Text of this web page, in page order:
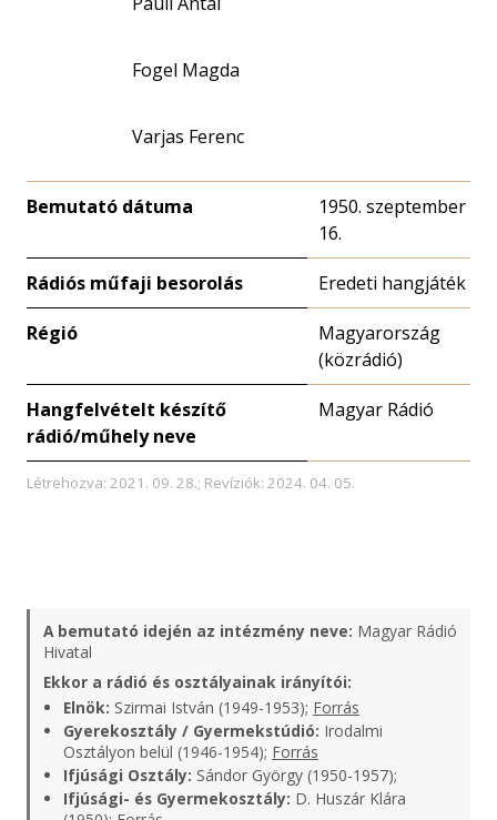
Fogel Magda
Varjas Ferenc
Bemutató dátuma
1950. szeptember
16.
Rádiós műfaji besorolás Eredeti hangjáték
Régió
Magyarország
(közrádió)
Hangfelvételt készítő
rádió/műhely neve
Magyar Rádió
Létrehozva: 2021. 09. 28.; Revíziók: 2024. 04. 05.
A bemutató idején az intézmény neve: Magyar Rádió
Hivatal
Ekkor a rádió és osztályainak irányítói:
Elnök: Szirmai István (1949-1953); Forrás
Gyerekosztály / Gyermekstúdió: Irodalmi
Osztályon belül (1946-1954); Forrás
Ifjúsági Osztály: Sándor György (1950-1957);
Ifjúsági- és Gyermekosztály: D. Huszár Klára